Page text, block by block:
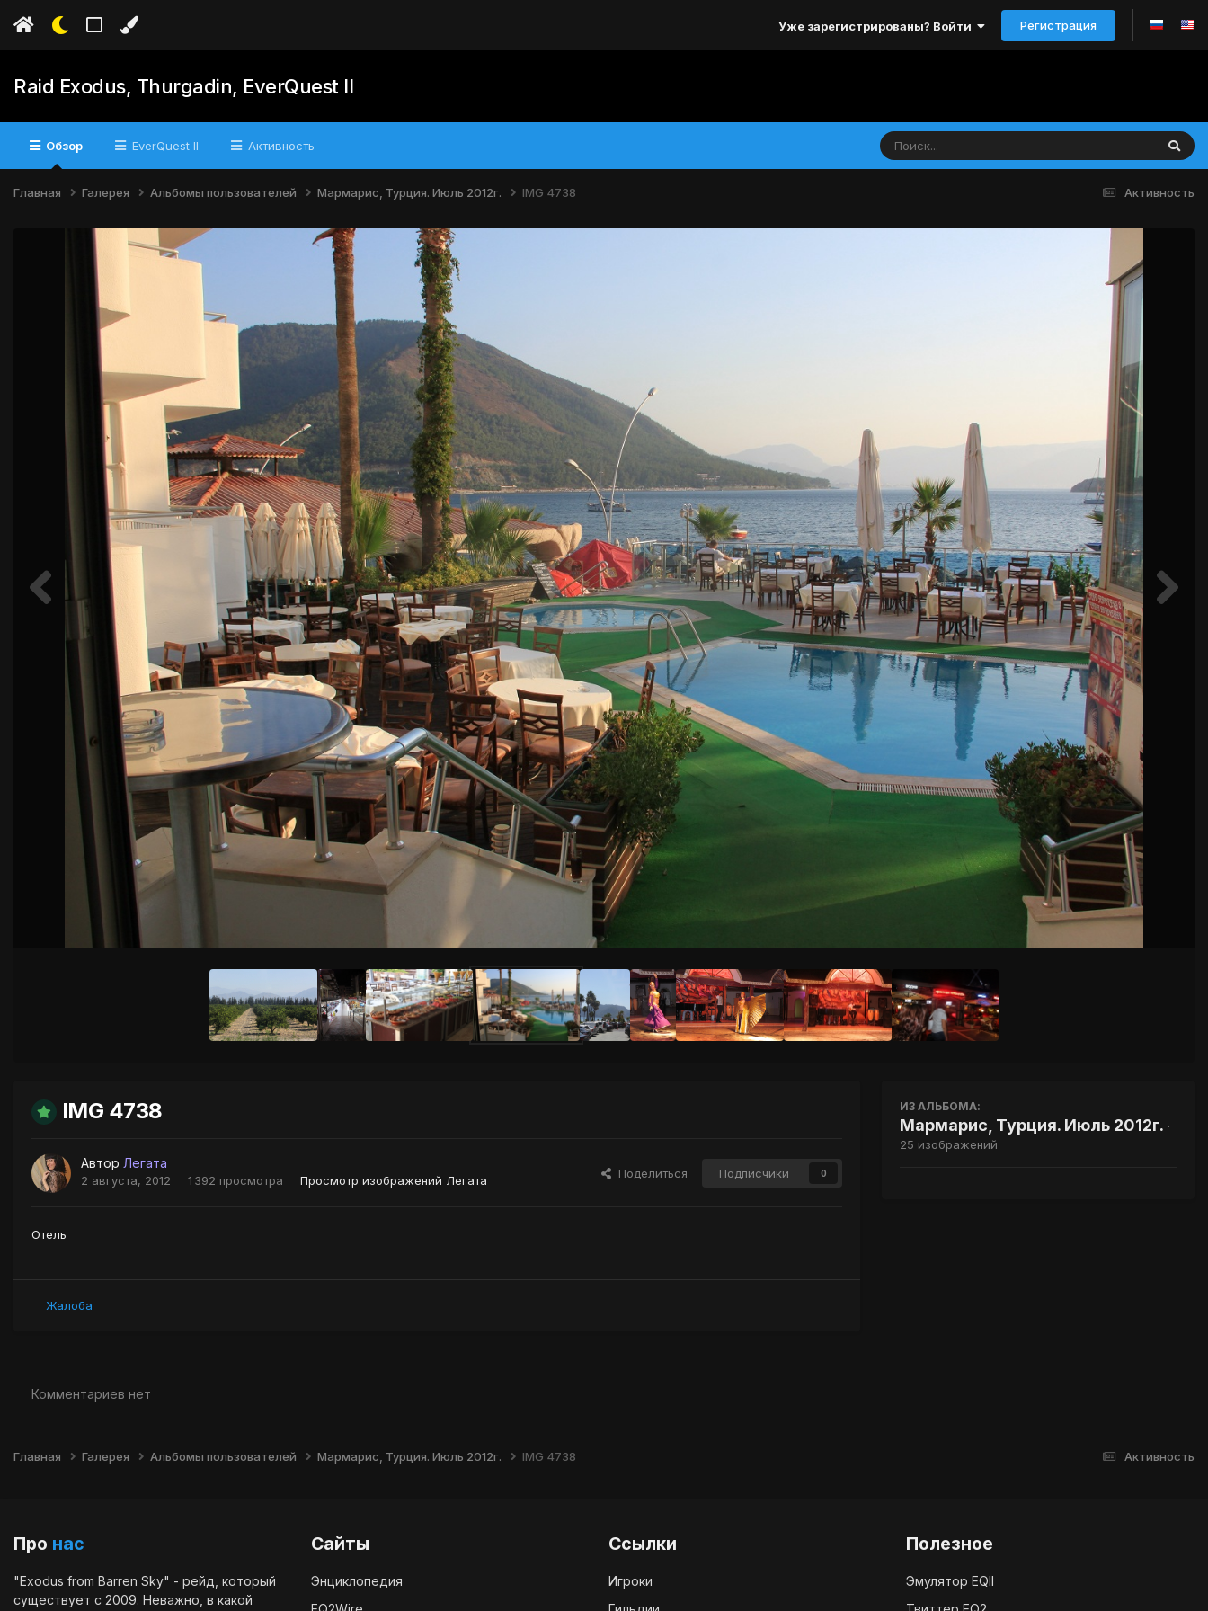
Уже зарегистрированы? Войти Регистрация
Raid Exodus, Thurgadin, EverQuest II
Обзор EverQuest II Активность
Активность
Главная Галерея Альбомы пользователей Мармарис, Турция. Июль 2012г. IMG 4738
Инструменты
IMG 4738
Автор Легата
2 августа, 2012 1 392 просмотра Просмотр изображений Легата
Поделиться Подписчики 0
Отель
Жалоба
ИЗ АЛЬБОМА:
Мармарис, Турция. Июль 2012г. ·
25 изображений
Комментариев нет
Активность
Главная Галерея Альбомы пользователей Мармарис, Турция. Июль 2012г. IMG 4738
Про нас
"Exodus from Barren Sky" - рейд, который
существует с 2009. Неважно, в какой
Сайты
Энциклопедия
Ссылки
Игроки
Полезное
Эмулятор EQII